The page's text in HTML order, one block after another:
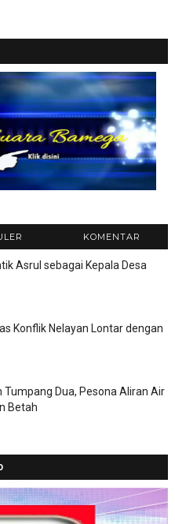
KOMENTAR
Asrul sebagai Kepala Desa
Konflik Nelayan Lontar dengan
Tumpang Dua, Pesona Aliran Air
Betah